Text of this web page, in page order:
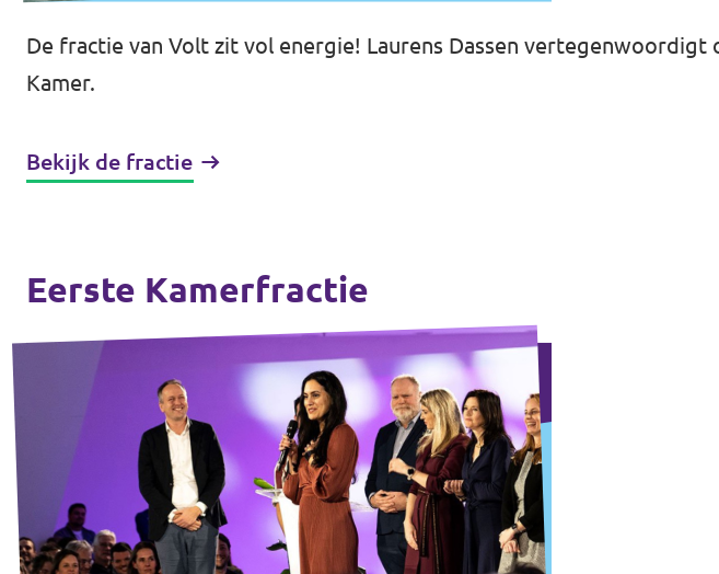
De fractie van Volt zit vol energie! Laurens Dassen vertegenwoordigt
Kamer.
Bekijk de fractie
Eerste Kamerfractie